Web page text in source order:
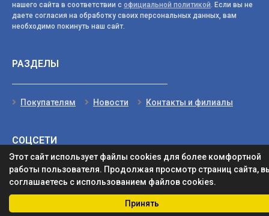
Принять
Этот сайт использует файлы cookies для более комфортной
работы пользователя. Продолжая просмотр страниц сайта,
соглашаетесь с использованием файлов cookies.
нашего сайта в соответствии с официальной политикой. Если вы не
даете согласия на обработку своих персональных данных, вам
необходимо покинуть наш сайт.
РАЗДЕЛЫ
Покупателям Новости Контакты и филиалы
СОЦСЕТИ